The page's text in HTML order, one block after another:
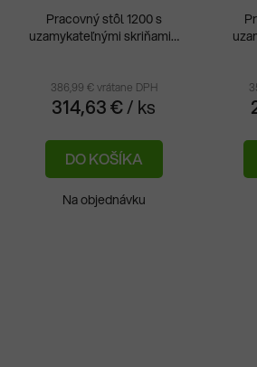
Pracovný stôl 1200 s
uzamykateľnými skriňami /
386,99 € vrátane DPH
314,63 €/ ks
DO KOŠÍKA
Na objednávku